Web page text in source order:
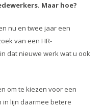
Maar hoe?
nu en twee jaar een
van een HR-
dat nieuwe werk wat u ook
om te kiezen voor een
in lijn daarmee betere